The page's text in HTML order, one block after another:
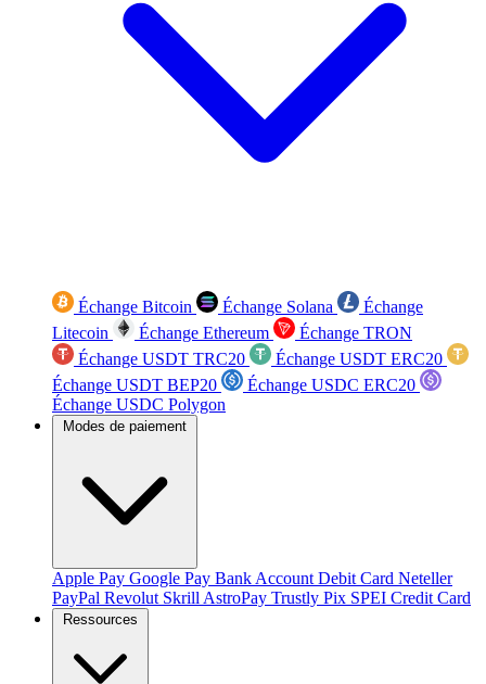
Échange Bitcoin Échange Solana
Échange
Litecoin
Échange Ethereum
Échange TRON
Échange USDT TRC20
Échange USDT ERC20
Échange USDT BEP20
Échange USDC ERC20
Échange USDC Polygon
Modes de paiement
Apple Pay Google Pay Bank Account Debit Card Neteller
PayPal Revolut Skrill AstroPay Trustly Pix SPEI Credit Card
Ressources